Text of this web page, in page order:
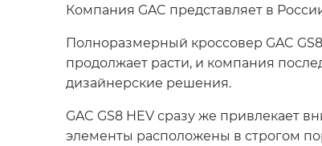
Компания GAC представляет в
Полноразмерный кроссовер GAC
продолжает расти, и компания
дизайнерские решения.
GAC GS8 HEV сразу же привлекает
элементы расположены в строгом